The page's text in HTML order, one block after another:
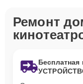
Ремонт
Бесплатная